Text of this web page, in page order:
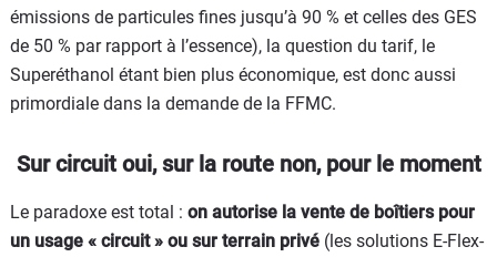
émissions de particules fines jusqu’à 90 % et celles des GES
de 50 % par rapport à l’essence), la question du tarif, le
Superéthanol étant bien plus économique, est donc aussi
primordiale dans la demande de la FFMC.
Sur circuit oui, sur la route non, pour le moment
Le paradoxe est total : on autorise la vente de boîtiers pour
un usage « circuit » ou sur terrain privé (les solutions E-Flex-